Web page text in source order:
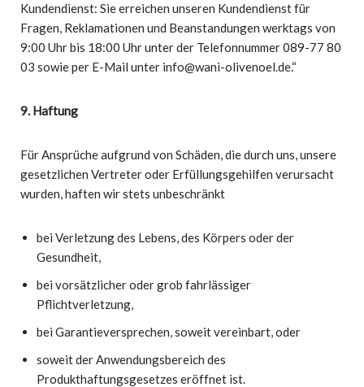
Kundendienst: Sie erreichen unseren Kundendienst für
Fragen, Reklamationen und Beanstandungen werktags von
9:00 Uhr bis 18:00 Uhr unter der Telefonnummer 089-77 80
03 sowie per E-Mail unter info@wani-olivenoel.de.“
9. Haftung
Für Ansprüche aufgrund von Schäden, die durch uns, unsere
gesetzlichen Vertreter oder Erfüllungsgehilfen verursacht
wurden, haften wir stets unbeschränkt
bei Verletzung des Lebens, des Körpers oder der
Gesundheit,
bei vorsätzlicher oder grob fahrlässiger
Pflichtverletzung,
bei Garantieversprechen, soweit vereinbart, oder
soweit der Anwendungsbereich des
Produkthaftungsgesetzes eröffnet ist.